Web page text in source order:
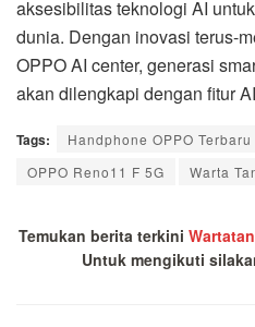
aksesibilitas teknologi AI
dunia. Dengan inovasi terus-
OPPO AI center, generasi
akan dilengkapi dengan fitur
Tags: Handphone OPPO Terbaru
OPPO Reno11 F 5G
Warta
Temukan berita terkini
Untuk mengikuti